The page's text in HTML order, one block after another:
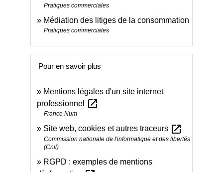
Pratiques commerciales
Médiation des litiges de la consommation
Pratiques commerciales
Pour en savoir plus
Mentions légales d'un site internet
professionnel
open_in_new
France Num
Site web, cookies et autres traceurs open_in_new
Commission nationale de l'informatique et des libertés
(Cnil)
RGPD : exemples de mentions